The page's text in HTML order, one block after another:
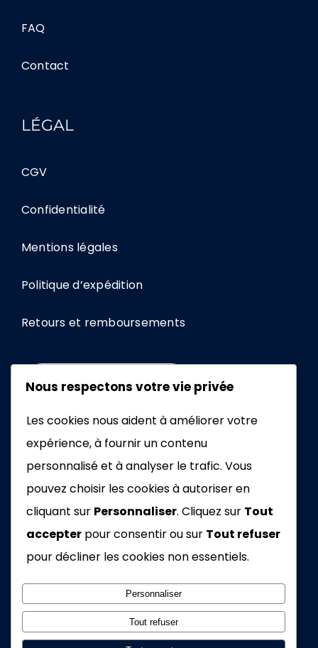
FAQ
Contact
LÉGAL
CGV
Confidentialité
Mentions légales
Politique d’expédition
Retours et remboursements
+33672462076
EMAIL
2026 – Tous droits réservés
15 boucle de la Pierre du Soleil , Amnéville, France,
57360
Nous respectons votre vie privée
Les cookies nous aident à améliorer votre
expérience, à fournir un contenu
personnalisé et à analyser le trafic. Vous
pouvez choisir les cookies à autoriser en
cliquant sur Personnaliser. Cliquez sur Tout
accepter pour consentir ou sur Tout refuser
pour décliner les cookies non essentiels.
Personnaliser
Tout refuser